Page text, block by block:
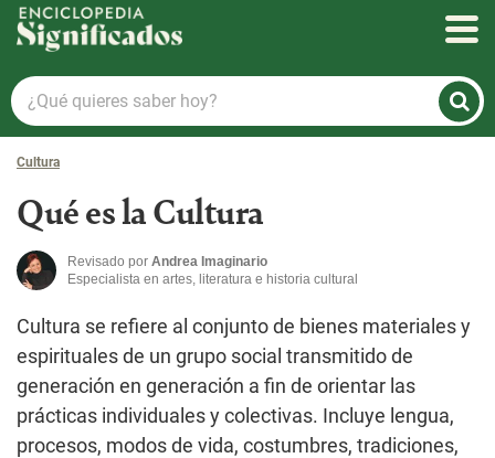
Enciclopedia Significados
¿Qué
quieres
saber
hoy?
Cultura
Qué es la Cultura
Revisado por Andrea Imaginario
Especialista en artes, literatura e historia cultural
Cultura se refiere al conjunto de bienes materiales y
espirituales de un grupo social transmitido de
generación en generación a fin de orientar las
prácticas individuales y colectivas. Incluye lengua,
procesos, modos de vida, costumbres, tradiciones,